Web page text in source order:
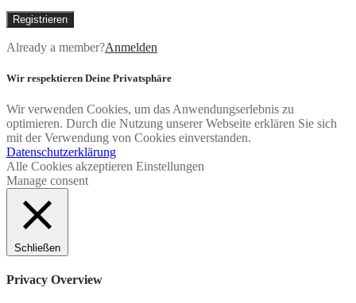
Registrieren
Already a member?Anmelden
Wir respektieren Deine Privatsphäre
Wir verwenden Cookies, um das Anwendungserlebnis zu
optimieren. Durch die Nutzung unserer Webseite erklären Sie sich
mit der Verwendung von Cookies einverstanden.
Datenschutzerklärung
Alle Cookies akzeptieren Einstellungen
Manage consent
Schließen
Privacy Overview